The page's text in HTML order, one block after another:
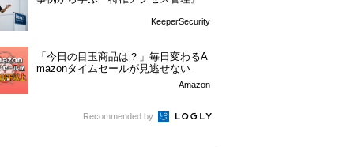
KeeperSecurity
「今日の目玉商品は？」毎日変わるA
mazonタイムセールが見逃せない
Amazon
Recommended by